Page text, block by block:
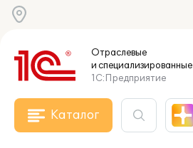
Отраслевые
и специализированные
1С:Предприятие
Каталог